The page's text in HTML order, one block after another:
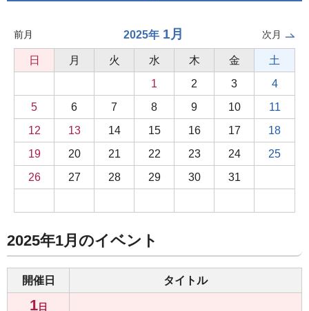
前月 2025年 1月 次月
日 月 火 水 木 金
土
1
2 3
4
5
6 7 8 9 10
11
12
13 14 15 16 17
18
19
20 21 22 23 24
25
26
27 28 29 30 31
2025年1月のイベント
開催日 タイトル
1日